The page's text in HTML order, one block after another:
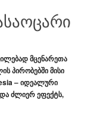
მცენარეთა
პირობებში მისი
– იდეალური
ძლიერ ეფექტს,